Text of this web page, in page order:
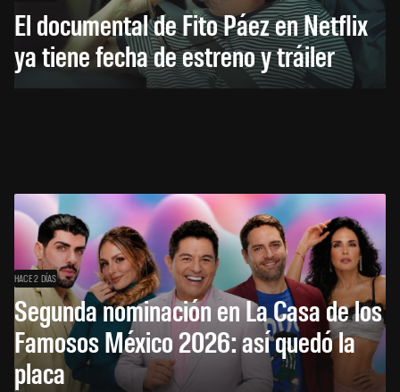
El documental de Fito Páez en Netflix
ya tiene fecha de estreno y tráiler
HACE 2 DÍAS
Segunda nominación en La Casa de los
Famosos México 2026: así quedó la
placa